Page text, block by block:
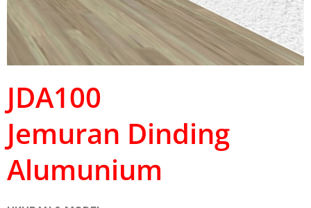
JDA100
Jemuran Dinding
Alumunium